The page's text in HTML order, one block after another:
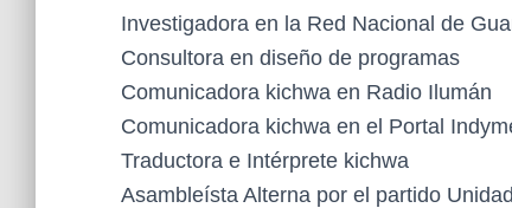
Investigadora en la Red Nacional de
Consultora en diseño de programas
Comunicadora kichwa en Radio Ilumán
Comunicadora kichwa en el Portal
Traductora e Intérprete kichwa
Asambleísta Alterna por el partido